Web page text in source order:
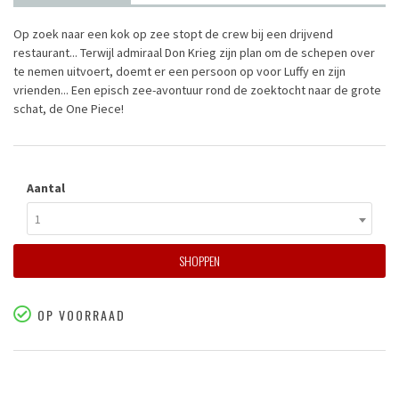
Op zoek naar een kok op zee stopt de crew bij een drijvend
restaurant... Terwijl admiraal Don Krieg zijn plan om de schepen over
te nemen uitvoert, doemt er een persoon op voor Luffy en zijn
vrienden... Een episch zee-avontuur rond de zoektocht naar de grote
schat, de One Piece!
Aantal
1
SHOPPEN
OP VOORRAAD